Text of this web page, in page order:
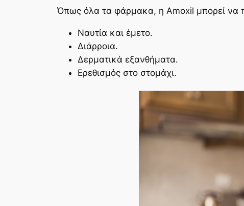
Όπως όλα τα φάρμακα, η Amoxil μπορεί να
Ναυτία και έμετο.
Διάρροια.
Δερματικά εξανθήματα.
Ερεθισμός στο στομάχι.